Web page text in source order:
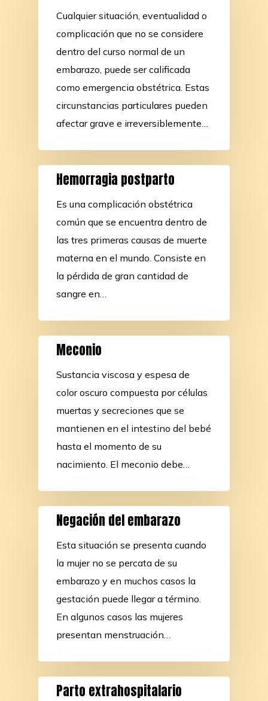
Cualquier situación, eventualidad o
complicación que no se considere
dentro del curso normal de un
embarazo, puede ser calificada
como emergencia obstétrica. Estas
circunstancias particulares pueden
afectar grave e irreversiblemente…
Hemorragia postparto
Es una complicación obstétrica
común que se encuentra dentro de
las tres primeras causas de muerte
materna en el mundo. Consiste en
la pérdida de gran cantidad de
sangre en…
Meconio
Sustancia viscosa y espesa de
color oscuro compuesta por células
muertas y secreciones que se
mantienen en el intestino del bebé
hasta el momento de su
nacimiento. El meconio debe…
Negación del embarazo
Esta situación se presenta cuando
la mujer no se percata de su
embarazo y en muchos casos la
gestación puede llegar a término.
En algunos casos las mujeres
presentan menstruación…
Parto extrahospitalario